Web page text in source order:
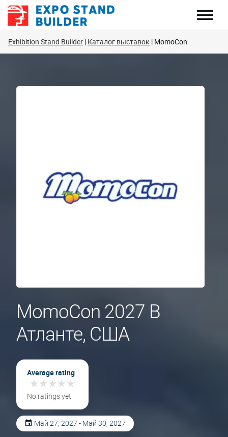
Перейти
Exhibition Stand Builder Каталог выставок MomoCon
MomoCon 2027 В
Атланте, США
Average rating
★★★★★
★★★★★
No ratings yet
Май 27, 2027 - Май 30, 2027